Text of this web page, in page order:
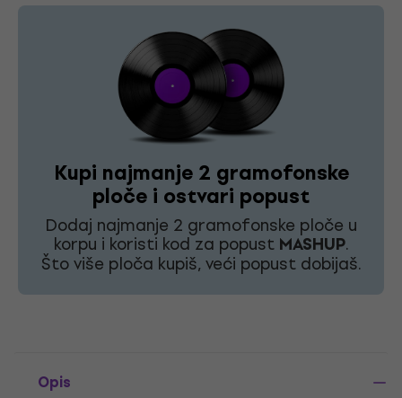
Kupi najmanje 2 gramofonske
ploče i ostvari popust
Dodaj najmanje 2 gramofonske ploče u
korpu i koristi kod za popust MASHUP.
Što više ploča kupiš, veći popust dobijaš.
Opis